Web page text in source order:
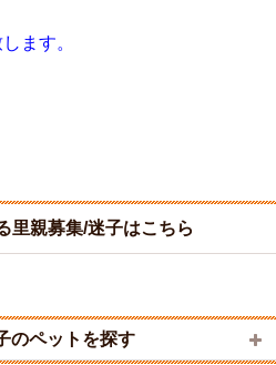
ます。
里親募集/迷子はこちら
のペットを探す